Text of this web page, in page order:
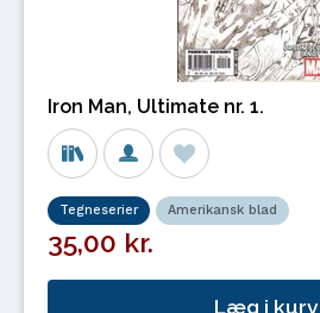
Iron Man, Ultimate nr. 1.
Tegneserier Amerikansk blad
35,00 kr.
Læg i kurv